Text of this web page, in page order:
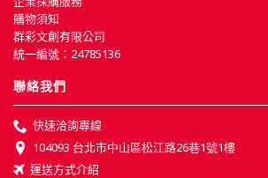
購物須知
群彩文創有限公司
統一編號：24785136
聯絡我們
快速洽詢專線
104093 台北市中山區松江路26巷1號1樓
運送方式介紹